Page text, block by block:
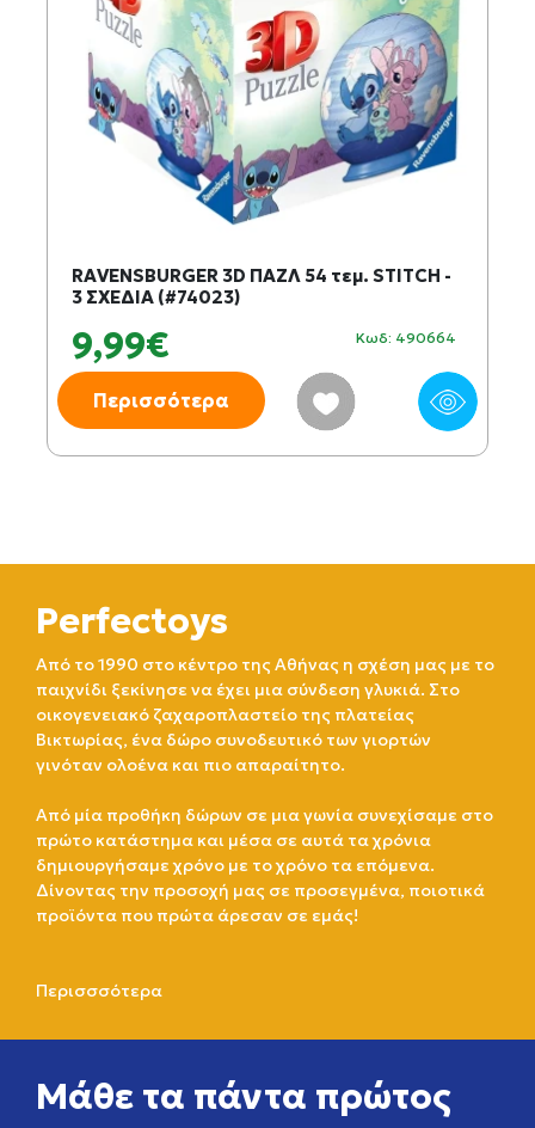
RAVENSBURGER 3D ΠΑΖΛ 54 τεμ. STITCH -
3 ΣΧΕΔΙΑ (#74023)
9,99€ Κωδ: 490664
Περισσότερα
Perfectoys
Από το 1990 στο κέντρο της Αθήνας η σχέση μας με το
παιχνίδι ξεκίνησε να έχει μια σύνδεση γλυκιά. Στο
οικογενειακό ζαχαροπλαστείο της πλατείας
Βικτωρίας, ένα δώρο συνοδευτικό των γιορτών
γινόταν ολοένα και πιο απαραίτητο.
Από μία προθήκη δώρων σε μια γωνία συνεχίσαμε στο
πρώτο κατάστημα και μέσα σε αυτά τα χρόνια
δημιουργήσαμε χρόνο με το χρόνο τα επόμενα.
Δίνοντας την προσοχή μας σε προσεγμένα, ποιοτικά
προϊόντα που πρώτα άρεσαν σε εμάς!
Περισσσότερα
Μάθε τα πάντα πρώτος